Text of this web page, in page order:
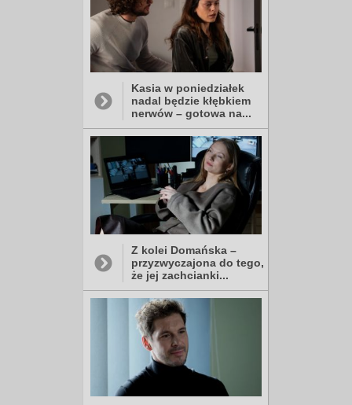
Kasia w poniedziałek
nadal będzie kłębkiem
nerwów – gotowa na...
Z kolei Domańska –
przyzwyczajona do tego,
że jej zachcianki...